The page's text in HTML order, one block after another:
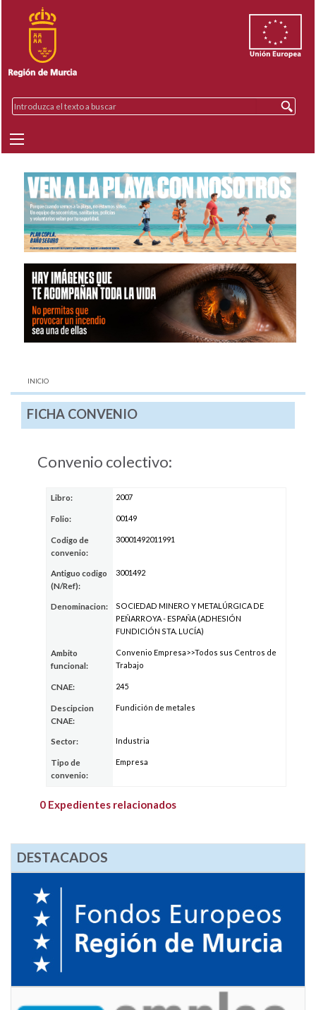
AQUÍ:
INICIO
FICHA CONVENIO
Convenio colectivo:
Libro: 2007
Folio: 00149
Codigo de
convenio:
30001492011991
Antiguo codigo
(N/Ref):
3001492
Denominacion:
SOCIEDAD MINERO Y METALÚRGICA DE
PEÑARROYA - ESPAÑA (ADHESIÓN
FUNDICIÓN STA. LUCÍA)
Ambito
funcional:
Convenio Empresa>>Todos sus Centros de
Trabajo
CNAE: 245
Descipcion
CNAE:
Fundición de metales
Sector: Industria
Tipo de
convenio:
Empresa
0 Expedientes relacionados
DESTACADOS